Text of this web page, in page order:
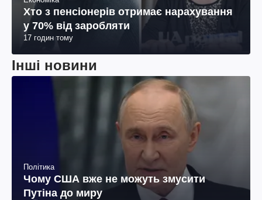
Хто з пенсіонерів отримає нарахування
у 70% від заробляти
17 годин тому
Інші новини
Політика
Чому США вже не можуть змусити
Путіна до миру